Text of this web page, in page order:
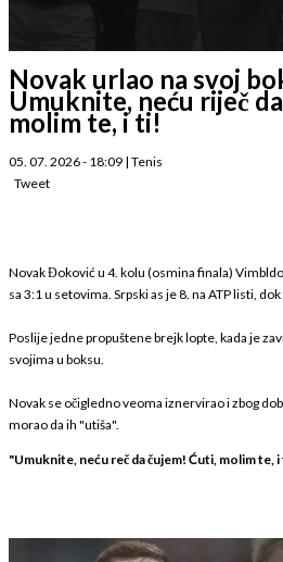
Novak urlao na svoj
Umuknite, neću riječ
molim te, i ti!
05. 07. 2026 - 18:09 | Tenis
Tweet
Novak Đoković u 4. kolu (osmina finala)
sa 3:1 u setovima. Srpski as je 8. na ATP listi,
Poslije jedne propuštene brejk lopte, kada je
svojima u boksu.
Novak se očigledno veoma iznervirao i zbog
morao da ih "utiša".
"Umuknite, neću reč da čujem! Ćuti, molim te,